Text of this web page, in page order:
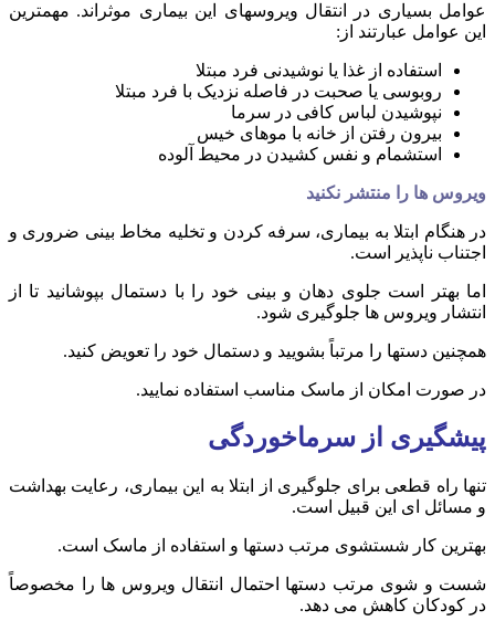
عوامل بسیاری در انتقال ویروسهای این بیماری موثراند. مهمترین
این عوامل عبارتند از:
استفاده از غذا یا نوشیدنی فرد مبتلا
روبوسی یا صحبت در فاصله نزدیک با فرد مبتلا
نپوشیدن لباس کافی در سرما
بیرون رفتن از خانه با موهای خیس
استشمام و نفس کشیدن در محیط آلوده
ویروس ها را منتشر نکنید
در هنگام ابتلا به بیماری، سرفه کردن و تخلیه مخاط بینی ضروری و
اجتناب ناپذیر است.
اما بهتر است جلوی دهان و بینی خود را با دستمال بپوشانید تا از
انتشار ویروس ها جلوگیری شود.
همچنین دستها را مرتباً بشویید و دستمال خود را تعویض کنید.
در صورت امکان از ماسک مناسب استفاده نمایید.
پیشگیری از سرماخوردگی
تنها راه قطعی برای جلوگیری از ابتلا به این بیماری، رعایت بهداشت
و مسائل ای این قبیل است.
بهترین کار شستشوی مرتب دستها و استفاده از ماسک است.
شست و شوی مرتب دستها احتمال انتقال ویروس ها را مخصوصاً
در کودکان کاهش می دهد.